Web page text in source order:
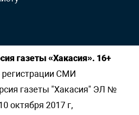
газеты «Хакасия». 16+
регистрации СМИ
газеты "Хакасия" ЭЛ №
октября 2017 г,